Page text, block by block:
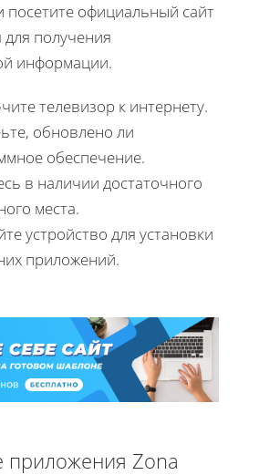
посетите официальный сайт
получения
информации.
телевизор к интернету.
обновлено ли
обеспечение.
в наличии достаточного
места.
устройство для установки
приложений.
приложения Zona